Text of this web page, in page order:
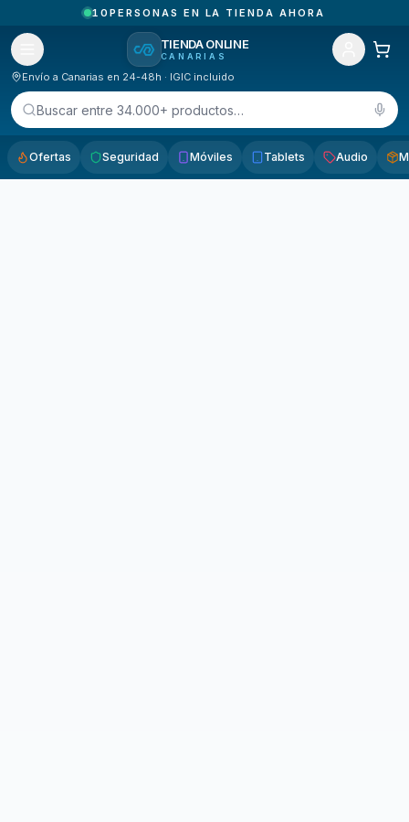
10 PERSONAS EN LA TIENDA AHORA
TIENDA ONLINE
CANARIAS
Envío a Canarias en 24-48h · IGIC incluido
Buscar entre 34.000+ productos…
Ofertas Seguridad Móviles Tablets Audio